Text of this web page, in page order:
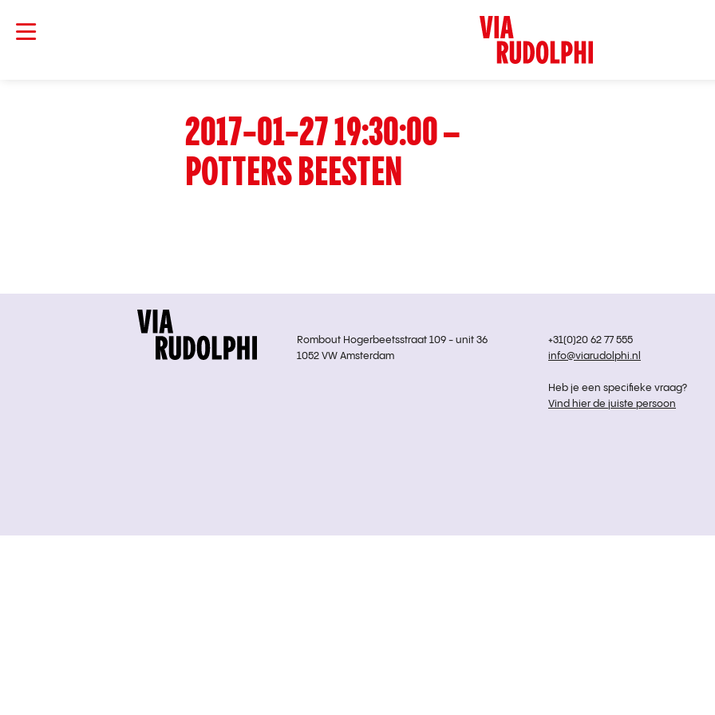
2017-01-27 19:30:00 –
POTTERS BEESTEN
Rombout Hogerbeetsstraat 109 - unit 36
1052 VW Amsterdam
+31(0)20 62 77 555
info@viarudolphi.nl
Heb je een specifieke vraag?
Vind hier de juiste persoon